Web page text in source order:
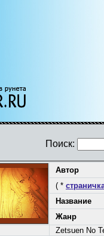
Поиск:
Автор
( *
Название
Жанр
Zetsuen No